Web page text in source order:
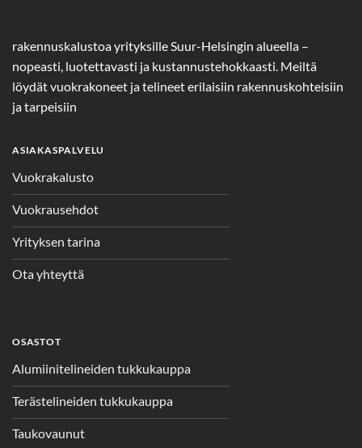
rakennuskalustoa yrityksille Suur-Helsingin alueella –
nopeasti, luotettavasti ja kustannustehokkaasti. Meiltä
löydät vuokrakoneet ja telineet erilaisiin rakennuskohteisiin
ja tarpeisiin
ASIAKASPALVELU
Vuokrakalusto
Vuokrausehdot
Yrityksen tarina
Ota yhteyttä
OSASTOT
Alumiinitelineiden tukkukauppa
Terästelineiden tukkukauppa
Taukovaunut